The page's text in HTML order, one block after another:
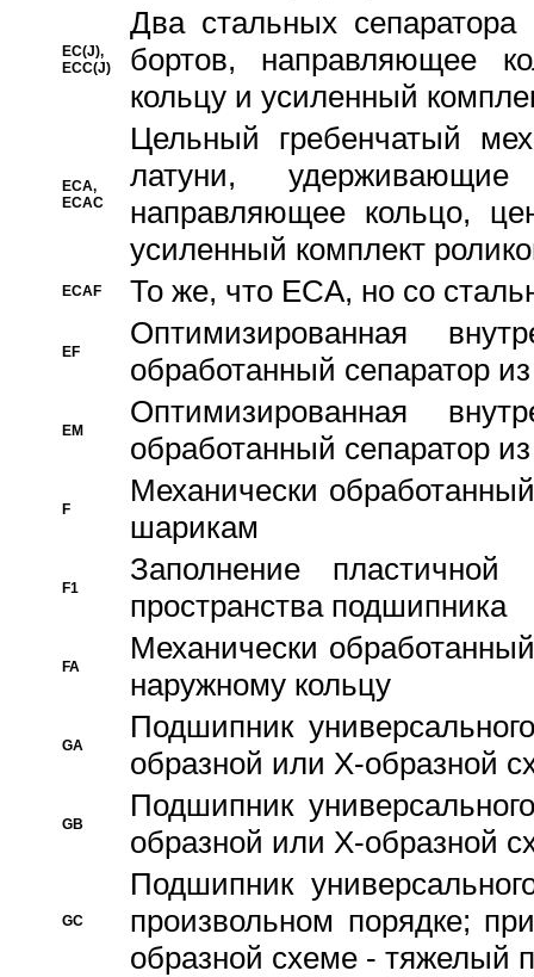
EC(J),
ECC(J)
Два стальных сепаратора
бортов, направляющее
кольцу и усиленный
ECA,
ECAC
Цельный гребенчатый
латуни,
направляющее кольцо,
усиленный комплект
ECAF То же, что ECA, но со
EF
Оптимизированная
обработанный сепаратор
EM
Оптимизированная
обработанный сепаратор
F
Механически
шарикам
F1
Заполнение
пространства подшипника
FA
Механически
наружному кольцу
GA
Подшипник
образной или Х-образной
GB
Подшипник
образной или Х-образной
GC
Подшипник
произвольном порядке;
образной схеме - тяжелый